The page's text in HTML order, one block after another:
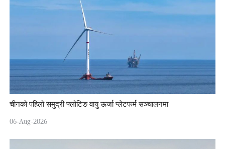
चीनको पहिलो समुद्री फ्लोटिङ वायु ऊर्जा प्लेटफर्म सञ्चालनमा
06-Aug-2026